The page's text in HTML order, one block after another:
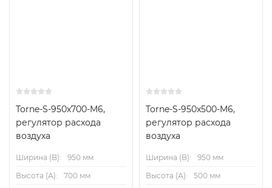
Torne-S-950x700-M6,
регулятор расхода
воздуха
Ширина (B):
950 мм
Высота (А):
700 мм
Torne-S-950x500-M6,
регулятор расхода
воздуха
Ширина (B):
950 мм
Высота (А):
500 мм